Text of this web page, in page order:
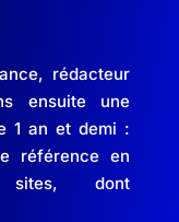
rédacteur
ensuite une
1 an et demi :
référence en
sites, dont